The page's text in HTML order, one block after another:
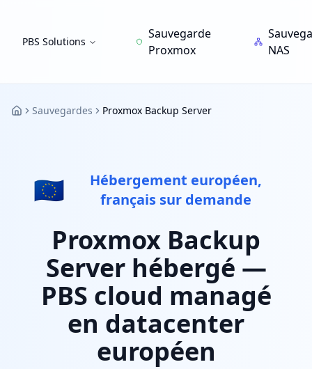
PBS Solutions
Sauvegarde
Proxmox
NAS
RDEM Systems
Sauvegardes Proxmox Backup Server
🇪🇺
Hébergement européen,
français sur demande
Proxmox Backup
Server hébergé —
PBS cloud managé
en datacenter
européen